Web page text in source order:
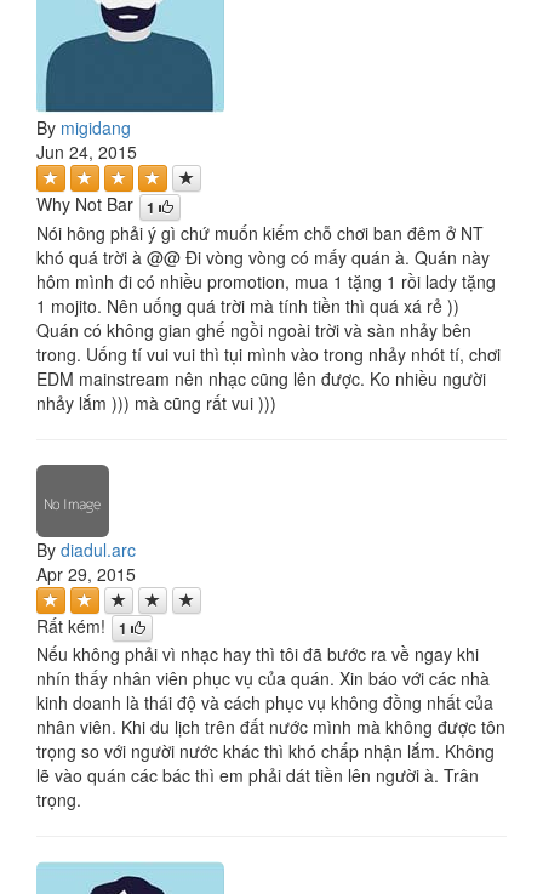
By migidang
Jun 24, 2015
Why Not Bar 1
Nói hông phải ý gì chứ muốn kiếm chỗ chơi ban đêm ở NT
khó quá trời à @@ Đi vòng vòng có mấy quán à. Quán này
hôm mình đi có nhiều promotion, mua 1 tặng 1 rồi lady tặng
1 mojito. Nên uống quá trời mà tính tiền thì quá xá rẻ ))
Quán có không gian ghế ngồi ngoài trời và sàn nhảy bên
trong. Uống tí vui vui thì tụi mình vào trong nhảy nhót tí, chơi
EDM mainstream nên nhạc cũng lên được. Ko nhiều người
nhảy lắm ))) mà cũng rất vui )))
By diadul.arc
Apr 29, 2015
Rất kém! 1
Nếu không phải vì nhạc hay thì tôi đã bước ra về ngay khi
nhín thấy nhân viên phục vụ của quán. Xin báo với các nhà
kinh doanh là thái độ và cách phục vụ không đồng nhất của
nhân viên. Khi du lịch trên đất nước mình mà không được tôn
trọng so với người nước khác thì khó chấp nhận lắm. Không
lẽ vào quán các bác thì em phải dát tiền lên người à. Trân
trọng.